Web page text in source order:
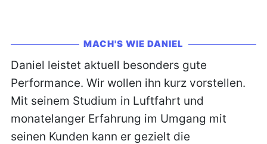
MACH'S WIE DANIEL
Daniel leistet aktuell besonders gute
Performance. Wir wollen ihn kurz vorstellen.
Mit seinem Studium in Luftfahrt und
monatelanger Erfahrung im Umgang mit
seinen Kunden kann er gezielt die